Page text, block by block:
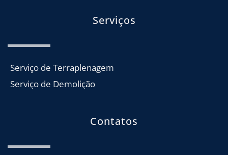
Serviços
Serviço de Terraplenagem
Serviço de Demolição
Contatos